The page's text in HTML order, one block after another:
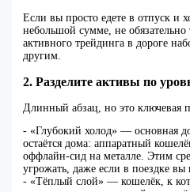
Если вы просто едете в отпуск и
небольшой сумме, не
активного трейдинга в дороге
другим.
2. Разделите активы по
Длинный абзац, но это ключевая
- «Глубокий холод» — основная
остаётся дома: аппаратный
оффлайн-сид на металле. Этим
угрожать, даже если в поездке вы
- «Тёплый слой» — кошелёк, к